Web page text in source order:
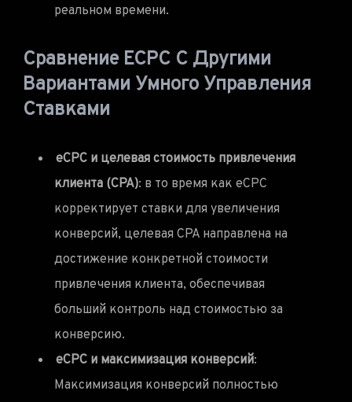
реальном времени.
Сравнение ECPC С Другими
Вариантами Умного Управления
Ставками
eCPC и целевая стоимость привлечения
клиента (CPA): в то время как eCPC
корректирует ставки для увеличения
конверсий, целевая CPA направлена на
достижение конкретной стоимости
привлечения клиента, обеспечивая
больший контроль над стоимостью за
конверсию.
eCPC и максимизация конверсий:
Максимизация конверсий полностью